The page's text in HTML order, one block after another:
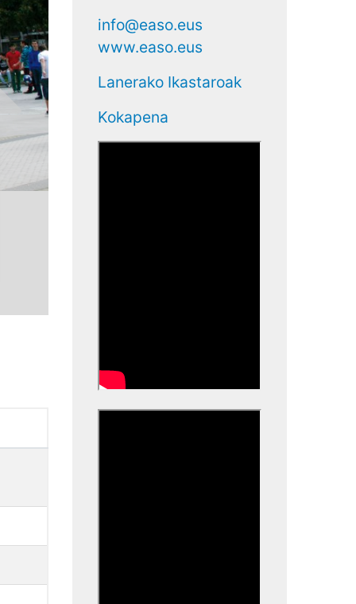
info@easo.eus
www.easo.eus
Lanerako Ikastaroak
Kokapena